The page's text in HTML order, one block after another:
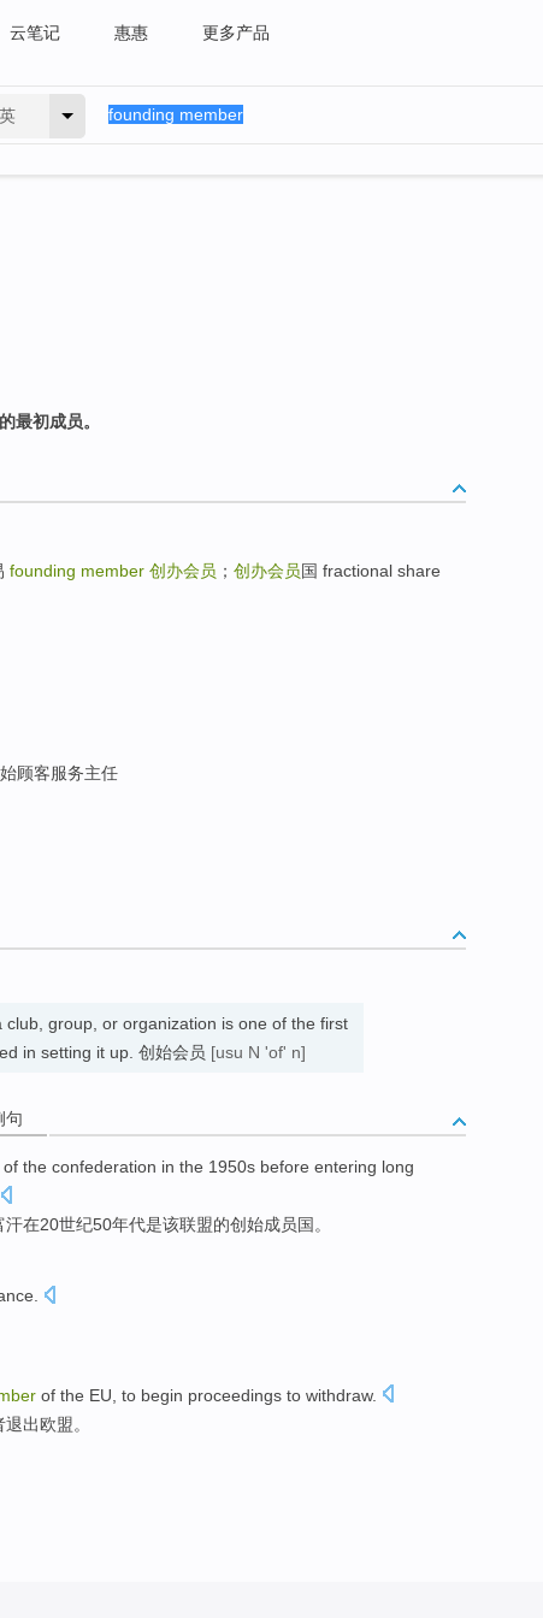
云笔记 惠惠 更多产品
最初成员。
founding member 创办会员 ； 创办会员国 fractional share
顾客服务主任
group, or organization is one of the first
in setting it up. 创始会员 [usu N 'of' n]
句
of the confederation in the 1950s before entering long
汗在20世纪50年代是该联盟的创始成员国 。
of the EU to begin proceedings to withdraw.
退出欧盟。